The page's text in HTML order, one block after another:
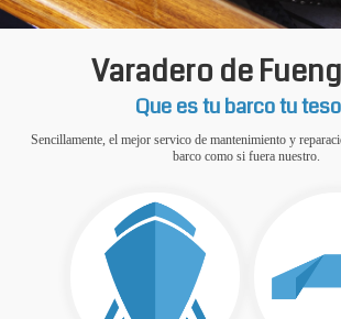
Varadero de
Que es tu barco tu
Sencillamente, el mejor servico de mantenimiento y
barco como si fuera nuestro.